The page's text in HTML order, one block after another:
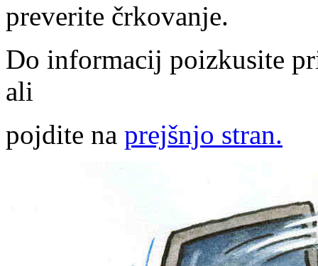
preverite črkovanje.
Do informacij poizkusite
ali
pojdite na prejšnjo stran.